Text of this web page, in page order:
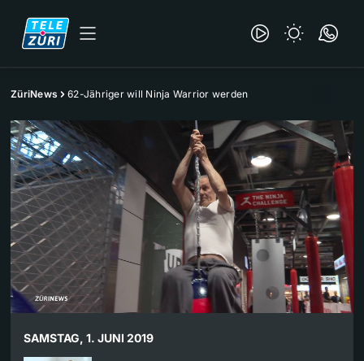
ZüriNews 62-Jähriger will Ninja Warrior werden
SAMSTAG, 1. JUNI 2019